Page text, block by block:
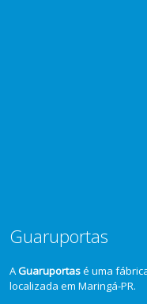
Guaruportas
AGuaruportasé uma
localizada em Maringá-PR.